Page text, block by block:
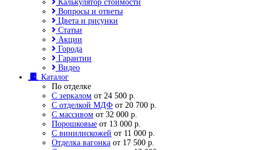
Калькулятор стоимости
Вопросы и ответы
Цвета и рисунки
Статьи
Акции
Города
Гарантии
Видео
Каталог
По отделке
С зеркалом от 24 500 р.
С отделкой МДФ от 20 700 р.
С массивом от 32 000 р.
Порошковые от 13 000 р.
С винилискожей от 11 000 р.
Отделка вагонка от 17 500 р.